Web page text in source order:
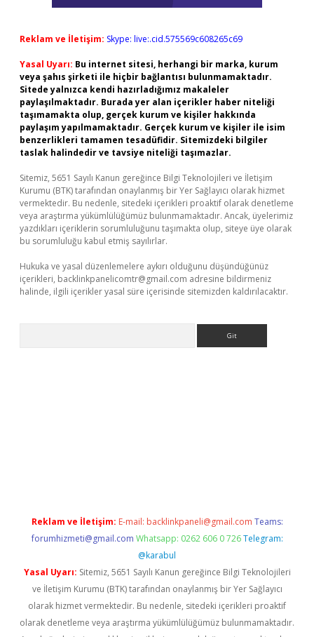
Reklam ve İletişim: Skype: live:.cid.575569c608265c69
Yasal Uyarı: Bu internet sitesi, herhangi bir marka, kurum
veya şahıs şirketi ile hiçbir bağlantısı bulunmamaktadır.
Sitede yalnızca kendi hazırladığımız makaleler
paylaşılmaktadır. Burada yer alan içerikler haber niteliği
taşımamakta olup, gerçek kurum ve kişiler hakkında
paylaşım yapılmamaktadır. Gerçek kurum ve kişiler ile isim
benzerlikleri tamamen tesadüfidir. Sitemizdeki bilgiler
taslak halindedir ve tavsiye niteliği taşımazlar.
Sitemiz, 5651 Sayılı Kanun gereğince Bilgi Teknolojileri ve İletişim
Kurumu (BTK) tarafından onaylanmış bir Yer Sağlayıcı olarak hizmet
vermektedir. Bu nedenle, sitedeki içerikleri proaktif olarak denetleme
veya araştırma yükümlülüğümüz bulunmamaktadır. Ancak, üyelerimiz
yazdıkları içeriklerin sorumluluğunu taşımakta olup, siteye üye olarak
bu sorumluluğu kabul etmiş sayılırlar.
Hukuka ve yasal düzenlemelere aykırı olduğunu düşündüğünüz
içerikleri, backlinkpanelicomtr@gmail.com adresine bildirmeniz
halinde, ilgili içerikler yasal süre içerisinde sitemizden kaldırılacaktır.
Reklam ve İletişim: E-mail: backlinkpaneli@gmail.com Teams:
forumhizmeti@gmail.com Whatsapp: 0262 606 0 726 Telegram:
@karabul
Yasal Uyarı: Sitemiz, 5651 Sayılı Kanun gereğince Bilgi Teknolojileri
ve İletişim Kurumu (BTK) tarafından onaylanmış bir Yer Sağlayıcı
olarak hizmet vermektedir. Bu nedenle, sitedeki içerikleri proaktif
olarak denetleme veya araştırma yükümlülüğümüz bulunmamaktadır.